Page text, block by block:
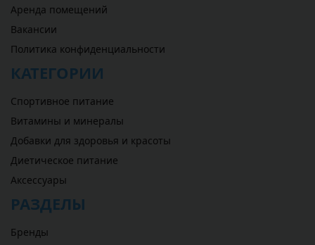
Аренда помещений
Вакансии
Политика конфиденциальности
КАТЕГОРИИ
Спортивное питание
Витамины и минералы
Добавки для здоровья и красоты
Диетическое питание
Аксессуары
РАЗДЕЛЫ
Бренды